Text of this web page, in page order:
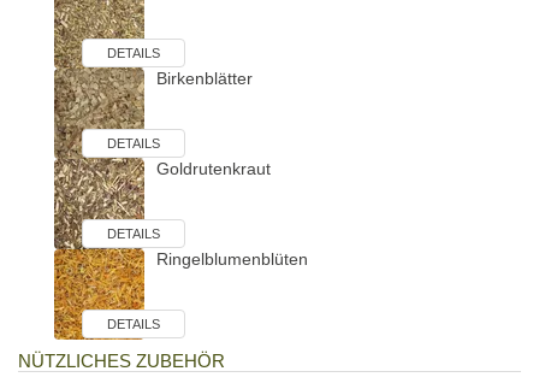
DETAILS
Birkenblätter
DETAILS
Goldrutenkraut
DETAILS
Ringelblumenblüten
DETAILS
NÜTZLICHES ZUBEHÖR